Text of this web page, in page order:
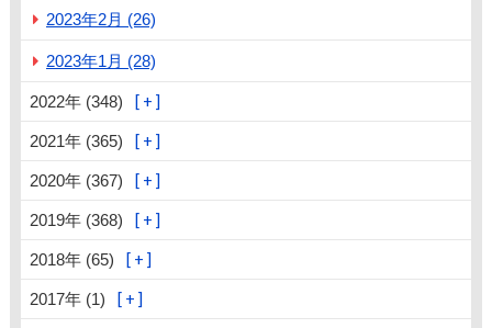
2023年2月 (26)
2023年1月 (28)
2022年 (348)
2021年 (365)
2020年 (367)
2019年 (368)
2018年 (65)
2017年 (1)